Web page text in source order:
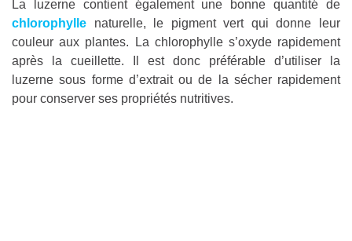
La luzerne contient également une bonne quantité de
chlorophylle naturelle, le pigment vert qui donne leur
couleur aux plantes. La chlorophylle s’oxyde rapidement
après la cueillette. Il est donc préférable d’utiliser la
luzerne sous forme d’extrait ou de la sécher rapidement
pour conserver ses propriétés nutritives.